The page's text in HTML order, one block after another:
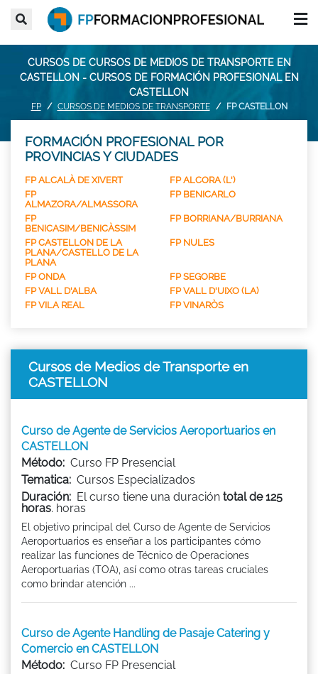
CURSOS DE CURSOS DE MEDIOS DE TRANSPORTE EN
CASTELLON - CURSOS DE FORMACIÓN PROFESIONAL EN
CASTELLON
FP CURSOS DE MEDIOS DE TRANSPORTE FP CASTELLON
FORMACIÓN PROFESIONAL POR
PROVINCIAS Y CIUDADES
FP ALCALÀ DE XIVERT
FP ALCORA (L')
FP
ALMAZORA/ALMASSORA
FP BENICARLO
FP
BENICASIM/BENICÀSSIM
FP BORRIANA/BURRIANA
FP CASTELLON DE LA
PLANA/CASTELLO DE LA
PLANA
FP NULES
FP ONDA
FP SEGORBE
FP VALL D'ALBA
FP VALL D'UIXO (LA)
FP VILA REAL
FP VINARÒS
Cursos de Medios de Transporte en
CASTELLON
Curso de Agente de Servicios Aeroportuarios en
CASTELLON
Método: Curso FP Presencial
Tematica: Cursos Especializados
Duración: El curso tiene una duración total de 125
horas. horas
El objetivo principal del Curso de Agente de Servicios
Aeroportuarios es enseñar a los participantes cómo
realizar las funciones de Técnico de Operaciones
Aeroportuarias (TOA), así como otras tareas cruciales
como brindar atención ...
Curso de Agente Handling de Pasaje Catering y
Comercio en CASTELLON
Método: Curso FP Presencial